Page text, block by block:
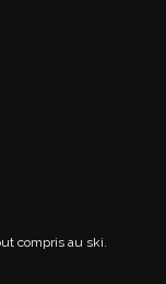
compris au ski.